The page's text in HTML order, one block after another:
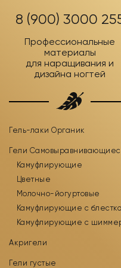
8 (900) 3000
Профессиональные
материалы
для наращивания и
дизайна ногтей
Гель-лаки Органик
Гели
Камуфлирующие
Цветные
Молочно-йогуртовые
Акригели
Гели густые